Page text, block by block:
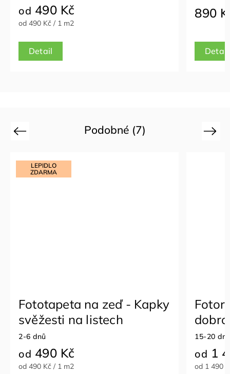
od 490 Kč
od 490 Kč / 1 m2
Detail
890
Detail
Podobné (7)
Previous
LEPIDLO
ZDARMA
Fototapeta na zeď - Kapky
svěžesti na listech
2-6 dnů
od 490 Kč
od 490 Kč / 1 m2
15-20
od 1
od 1 490
Next